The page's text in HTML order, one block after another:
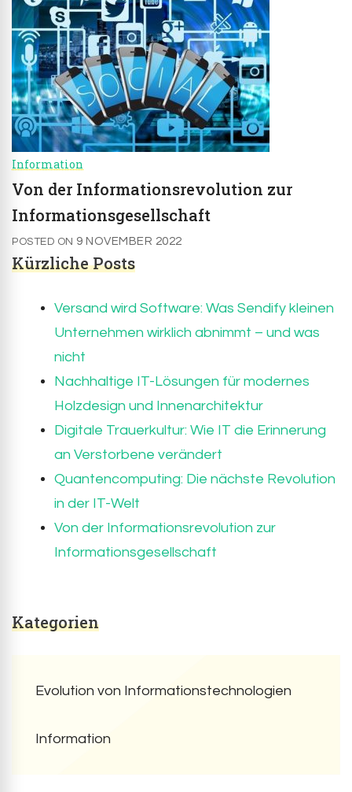
Information
Von der Informationsrevolution zur
Informationsgesellschaft
POSTED ON 9 NOVEMBER 2022
Kürzliche Posts
Versand wird Software: Was Sendify kleinen
Unternehmen wirklich abnimmt – und was
nicht
Nachhaltige IT-Lösungen für modernes
Holzdesign und Innenarchitektur
Digitale Trauerkultur: Wie IT die Erinnerung
an Verstorbene verändert
Quantencomputing: Die nächste Revolution
in der IT-Welt
Von der Informationsrevolution zur
Informationsgesellschaft
Kategorien
Evolution von Informationstechnologien
Information